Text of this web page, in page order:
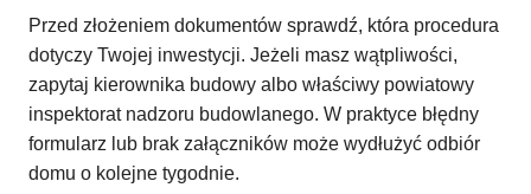
Przed złożeniem dokumentów sprawdź, która procedura
dotyczy Twojej inwestycji. Jeżeli masz wątpliwości,
zapytaj kierownika budowy albo właściwy powiatowy
inspektorat nadzoru budowlanego. W praktyce błędny
formularz lub brak załączników może wydłużyć odbiór
domu o kolejne tygodnie.